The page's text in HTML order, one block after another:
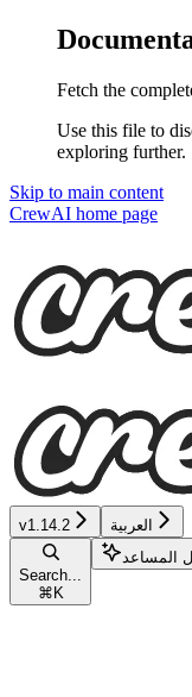
Fetch the
Use this file to
exploring further.
Skip to main content
CrewAI home page
v1.14.2 العربية
Search...
⌘ K
المساعد